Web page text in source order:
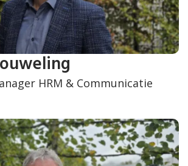
HRM & Communicatie